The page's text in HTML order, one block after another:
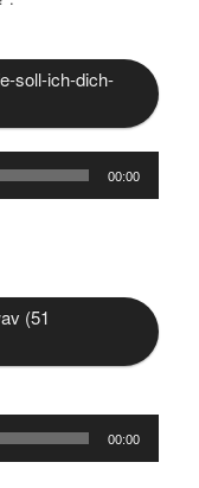
soll-ich-dich-
00:00
(51
00:00